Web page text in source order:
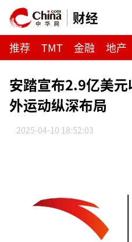
财经
推荐 TMT 金融 地产
安踏宣布2.9亿美
外运动纵深布局
2025-04-10 18:52:03